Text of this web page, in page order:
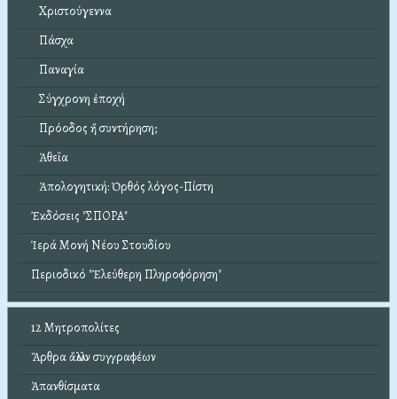
Χριστούγεννα
Πάσχα
Παναγία
Σύγχρονη ἐποχή
Πρόοδος ἤ συντήρηση;
Ἀθεΐα
Ἀπολογητική: Ὀρθός λόγος-Πίστη
Ἐκδόσεις "ΣΠΟΡΑ"
Ἱερά Μονή Νέου Στουδίου
Περιοδικό "Ἐλεύθερη Πληροφόρηση"
12 Μητροπολίτες
Ἄρθρα ἄλλων συγγραφέων
Ἀπανθίσματα